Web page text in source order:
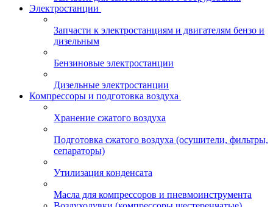
Электростанции
Запчасти к электростанциям и двигателям бензо и
дизельным
Бензиновые электростанции
Дизельные электростанции
Компрессоры и подготовка воздуха
Хранение сжатого воздуха
Подготовка сжатого воздуха (осушители, фильтры,
сепараторы)
Утилизация конденсата
Масла для компрессоров и пневмоинструмента